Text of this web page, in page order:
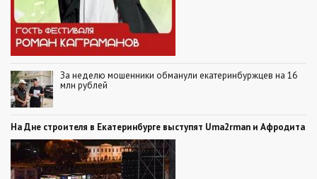
За неделю мошенники обманули екатеринбуржцев на 16
млн рублей
На Дне строителя в Екатеринбурге выступят Uma2rman и Афродита